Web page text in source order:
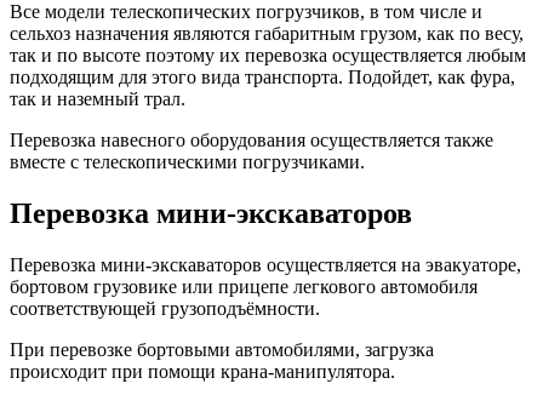
Все модели телескопических погрузчиков, в том числе и
сельхоз назначения являются габаритным грузом, как по весу,
так и по высоте поэтому их перевозка осуществляется любым
подходящим для этого вида транспорта. Подойдет, как фура,
так и наземный трал.
Перевозка навесного оборудования осуществляется также
вместе с телескопическими погрузчиками.
Перевозка мини-экскаваторов
Перевозка мини-экскаваторов осуществляется на эвакуаторе,
бортовом грузовике или прицепе легкового автомобиля
соответствующей грузоподъёмности.
При перевозке бортовыми автомобилями, загрузка
происходит при помощи крана-манипулятора.